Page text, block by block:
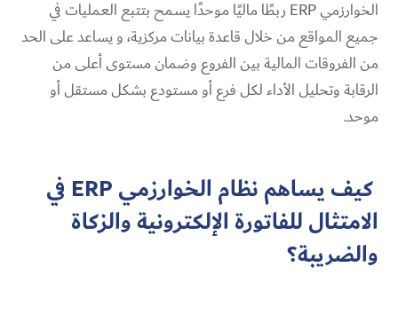
الخوارزمي ERP ربطًا ماليًا موحدًا يسمح بتتبع العمليات في
جميع المواقع من خلال قاعدة بيانات مركزية، و يساعد على الحد
من الفروقات المالية بين الفروع وضمان مستوى أعلى من
الرقابة وتحليل الأداء لكل فرع أو مستودع بشكل مستقل أو
موحد.
كيف يساهم نظام الخوارزمي ERP في
الامتثال للفاتورة الإلكترونية والزكاة
والضريبة؟